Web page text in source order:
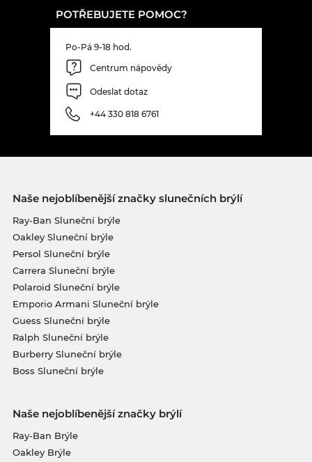
POTŘEBUJETE POMOC?
Po-Pá 9-18 hod.
Centrum nápovědy
Odeslat dotaz
+44 330 818 6761
Naše nejoblíbenější značky slunečních brýlí
Ray-Ban Sluneční brýle
Oakley Sluneční brýle
Persol Sluneční brýle
Carrera Sluneční brýle
Polaroid Sluneční brýle
Emporio Armani Sluneční brýle
Guess Sluneční brýle
Ralph Sluneční brýle
Burberry Sluneční brýle
Boss Sluneční brýle
Naše nejoblíbenější značky brýlí
Ray-Ban Brýle
Oakley Brýle